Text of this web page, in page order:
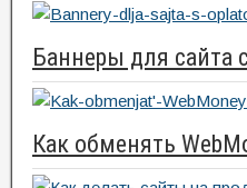
Баннеры для сайта
Как обменять